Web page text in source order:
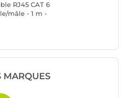
RJ45 CAT 6
mâle - 1 m -
MARQUES